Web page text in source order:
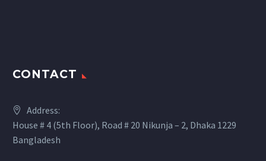
CONTACT
Address:
House # 4 (5th Floor), Road # 20 Nikunja – 2, Dhaka 1229
Bangladesh